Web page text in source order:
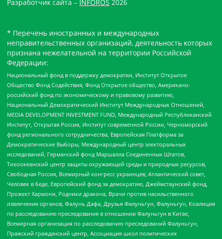
Разработчик сайта – INFOROS 2026
* Перечень иностранных и международных
неправительственных организаций, деятельность которых
признана нежелательной на территории Российской
Федерации:
Национальный фонд в поддержку демократии, Институт Открытое
Общество Фонд Содействия, Фонд Открытое общество, Американо-
российский фонд по экономическому и правовому развитию,
Национальный Демократический Институт Международных Отношений,
MEDIA DEVELOPMENT INVESTMENT FUND, Международный Республиканский
Институт, Открытая Россия, Институт современной России, Черноморский
фонд регионального сотрудничества, Европейская Платформа за
Демократические Выборы, Международный центр электоральных
исследований, Германский фонд Маршалла Соединенных Штатов,
Тихоокеанский центр защиты окружающей среды и природных ресурсов,
Свободная Россия, Всемирный конгресс украинцев, Атлантический совет,
Человек в беде, Европейский фонд за демократию, Джеймстаунский фонд,
Прожект Хармони, Родники дракона, Врачи против насильственного
извлечения органов, Фалунь Дафа, Друзья Фалуньгун, Фалуньгун, Коалиция
по расследованию преследования в отношении Фалуньгун в Китае,
Всемирная организация по расследованию преследований Фалуньгун,
Пражский гражданский центр, Ассоциация школ политических